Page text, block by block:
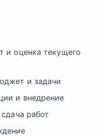
и оценка текущего
и задачи
и внедрение
работ